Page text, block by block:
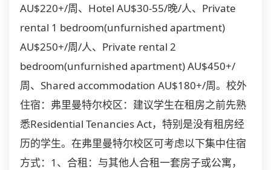
AU$220+/周、Hotel AU$30-55/晚/人、Private
rental 1 bedroom(unfurnished apartment)
AU$250+/周/人、Private rental 2
bedroom(unfurnished apartment) AU$450+/
周、Shared accommodation AU$180+/周。校外
住宿：弗里曼特尔校区：建议学生在租房之前先熟
悉Residential Tenancies Act，特别是没有租房经
历的学生。在弗里曼特尔校区可考虑以下集中住宿
方式：1、合租：与其他人合租一套房子或公寓，